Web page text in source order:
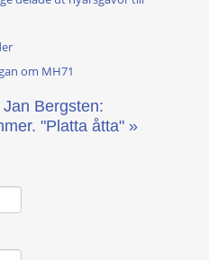
om MH71
Jan Bergsten:
"Platta åtta" »